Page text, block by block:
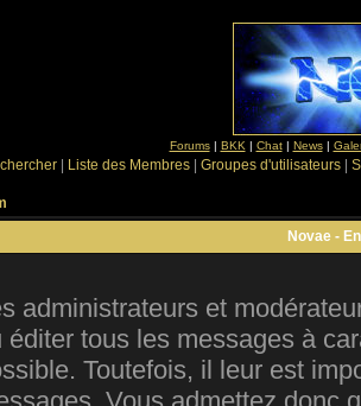
Forums| BKK | Chat| News|
Liste des Membres Groupes d'utilisateurs
Novae -
administrateurs et
éditer tous les messages à
Toutefois, il leur est